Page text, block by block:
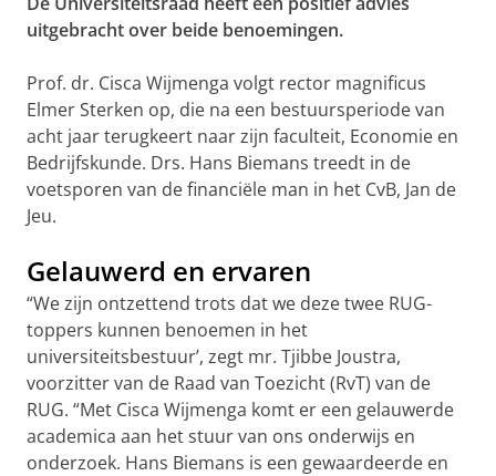
uitgebracht over beide benoemingen.
Prof. dr. Cisca Wijmenga volgt rector magnificus
Elmer Sterken op, die na een bestuursperiode van
acht jaar terugkeert naar zijn faculteit, Economie en
Bedrijfskunde. Drs. Hans Biemans treedt in de
voetsporen van de financiële man in het CvB, Jan de
Jeu.
Gelauwerd en ervaren
“We zijn ontzettend trots dat we deze twee RUG-
toppers kunnen benoemen in het
universiteitsbestuur’, zegt mr. Tjibbe Joustra,
voorzitter van de Raad van Toezicht (RvT) van de
RUG. “Met Cisca Wijmenga komt er een gelauwerde
academica aan het stuur van ons onderwijs en
onderzoek. Hans Biemans is een gewaardeerde en